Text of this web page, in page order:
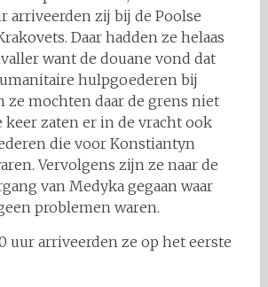
arriveerden zij bij de Poolse
Daar hadden ze helaas
want de douane vond dat
hulpgoederen bij
ze mochten daar de grens niet
keer zaten er in de vracht ook
die voor Konstiantyn
Vervolgens zijn ze naar de
van Medyka gegaan waar
problemen waren.
uur arriveerden ze op het eerste